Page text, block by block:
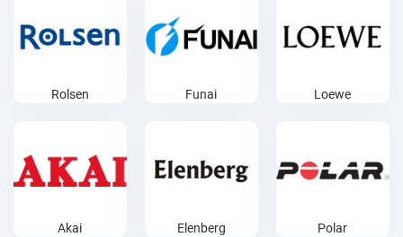
Rolsen Funai Loewe
Akai Elenberg Polar